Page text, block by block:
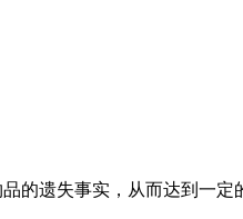
的遗失事实，从而达到一定